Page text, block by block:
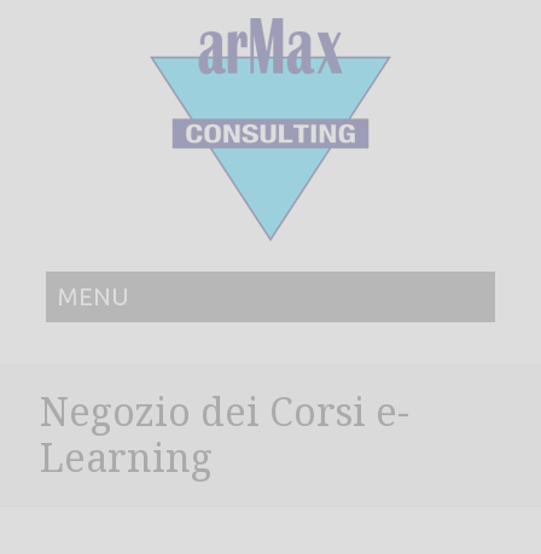
MENU
Negozio dei Corsi e-
Learning